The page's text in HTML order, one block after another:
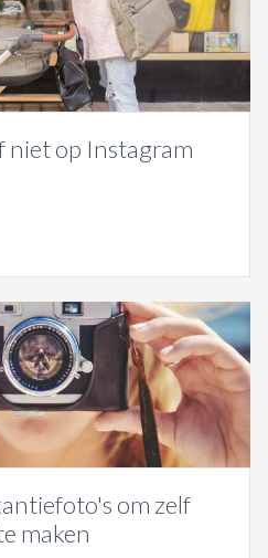
niet op Instagram
om zelf
maken